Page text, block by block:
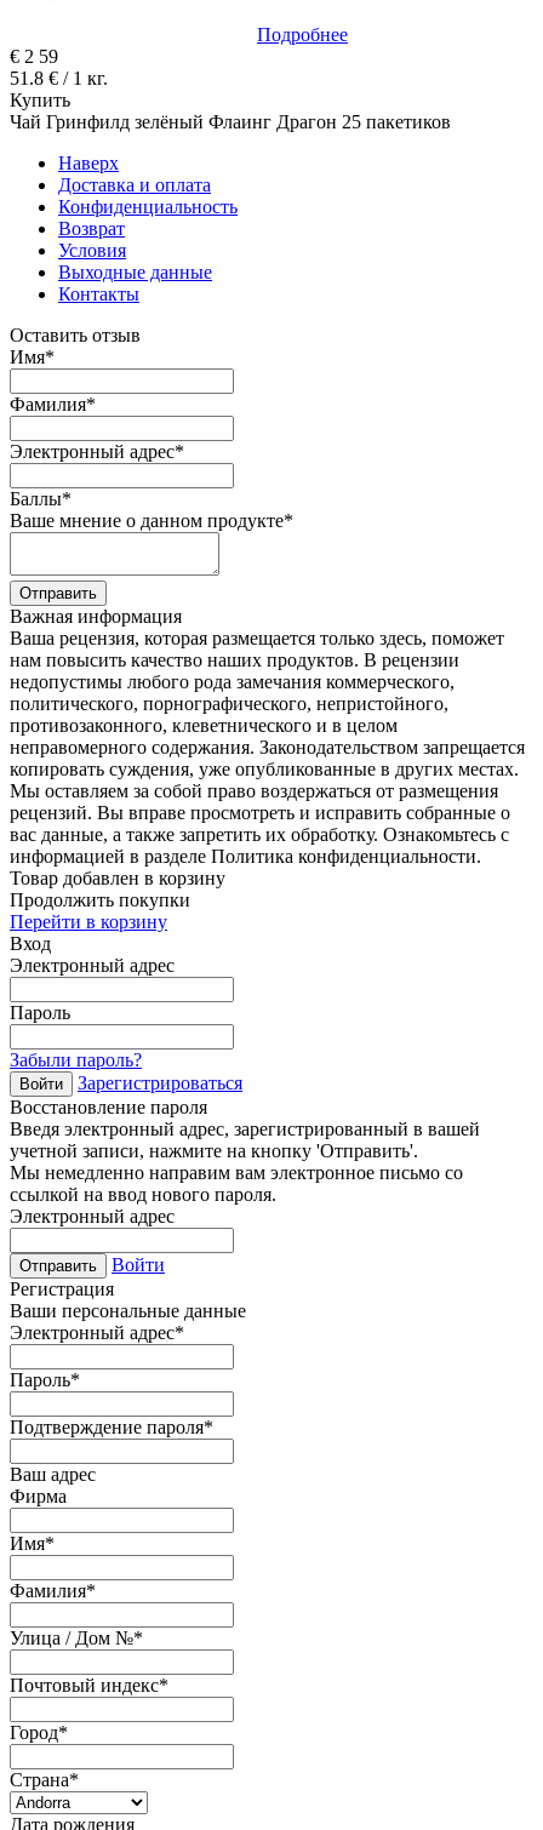
Подробнее
€ 2 59
51.8 € / 1 кг.
Купить
Чай Гринфилд зелёный Флаинг Драгон 25 пакетиков
Наверх
Доставка и оплата
Конфиденциальность
Возврат
Условия
Выходные данные
Контакты
Оставить отзыв
Имя*
Фамилия*
Электронный адрес*
Баллы*
Ваше мнение о данном продукте*
Отправить
Важная информация
Ваша рецензия, которая размещается только здесь, поможет
нам повысить качество наших продуктов. В рецензии
недопустимы любого рода замечания коммерческого,
политического, порнографического, непристойного,
противозаконного, клеветнического и в целом
неправомерного содержания. Законодательством запрещается
копировать суждения, уже опубликованные в других местах.
Мы оставляем за собой право воздержаться от размещения
рецензий. Вы вправе просмотреть и исправить собранные о
вас данные, а также запретить их обработку. Ознакомьтесь с
информацией в разделе Политика конфиденциальности.
Товар добавлен в корзину
Продолжить покупки
Перейти в корзину
Вход
Электронный адрес
Пароль
Забыли пароль?
Войти
Зарегистрироваться
Восстановление пароля
Введя электронный адрес, зарегистрированный в вашей
учетной записи, нажмите на кнопку 'Отправить'.
Мы немедленно направим вам электронное письмо со
ссылкой на ввод нового пароля.
Электронный адрес
Отправить
Войти
Регистрация
Ваши персональные данные
Электронный адрес*
Пароль*
Подтверждение пароля*
Ваш адрес
Фирма
Имя*
Фамилия*
Улица / Дом №*
Почтовый индекс*
Город*
Страна*
Дата рождения